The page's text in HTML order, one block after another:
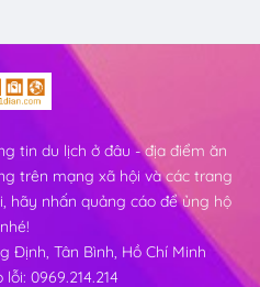
tin du lịch ở đâu - địa điểm ăn
trên mạng xã hội và các trang
hãy nhấn quảng cáo để ủng hộ
nhé!
Định, Tân Bình, Hồ Chí Minh
0969.214.214